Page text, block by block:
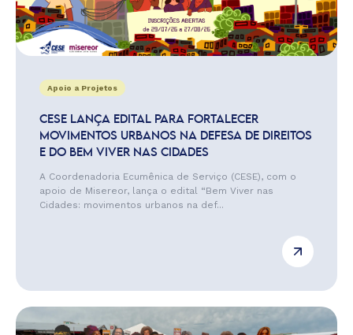
Apoio a Projetos
CESE LANÇA EDITAL PARA FORTALECER
MOVIMENTOS URBANOS NA DEFESA DE DIREITOS
E DO BEM VIVER NAS CIDADES
A Coordenadoria Ecumênica de Serviço (CESE), com o
apoio de Misereor, lança o edital “Bem Viver nas
Cidades: movimentos urbanos na def...